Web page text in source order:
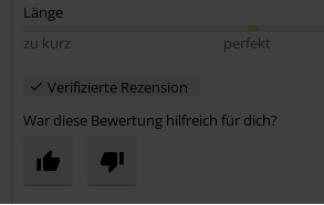
Länge
zu kurz
perfekt
Verifizierte Rezension
War diese Bewertung hilfreich für dich?